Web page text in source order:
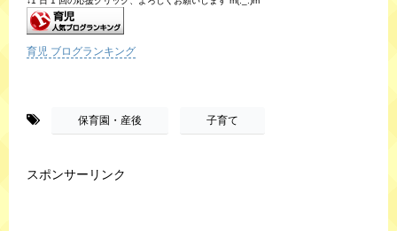
育児 ブログランキング
保育園・産後 子育て
スポンサーリンク